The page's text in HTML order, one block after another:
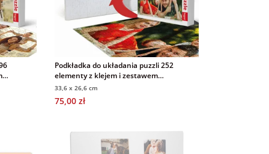
Podkładka do układania puzzli 252
elementy z klejem i zestawem
montażowym do zawieszenia
33,6 x 26,6 cm
75,00 zł